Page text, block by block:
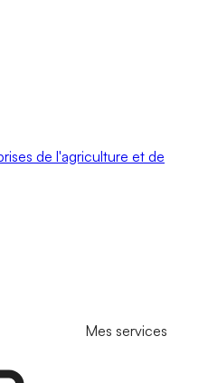
de l'agriculture et de
Mes services